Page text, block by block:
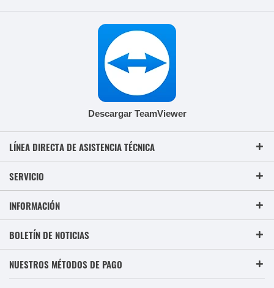
Descargar TeamViewer
LÍNEA DIRECTA DE ASISTENCIA TÉCNICA
SERVICIO
INFORMACIÓN
BOLETÍN DE NOTICIAS
NUESTROS MÉTODOS DE PAGO